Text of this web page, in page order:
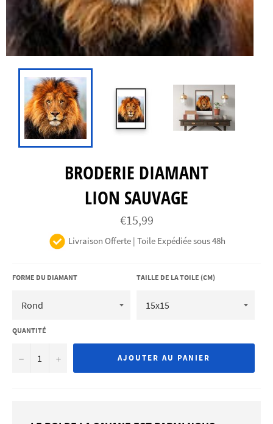
BRODERIE DIAMANT
LION SAUVAGE
Prix
régulier
€15,99
Livraison Offerte | Toile Expédiée sous 48h
FORME DU DIAMANT TAILLE DE LA TOILE (CM)
QUANTITÉ
− + AJOUTER AU PANIER